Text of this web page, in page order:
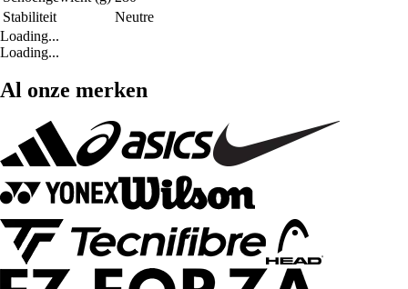
Stabiliteit
Neutre
Loading...
Loading...
Al onze merken